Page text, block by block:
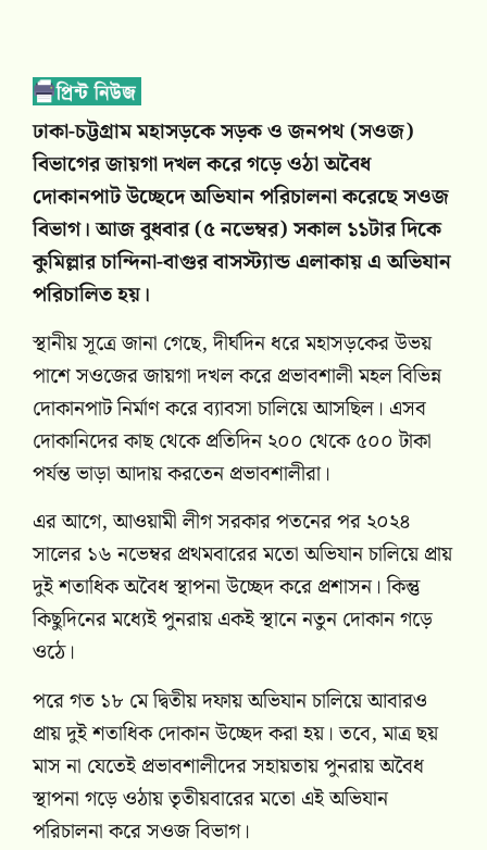
ঢাকা-চট্টগ্রাম মহাসড়কে সড়ক ও জনপথ (সওজ)
বিভাগের জায়গা দখল করে গড়ে ওঠা অবৈধ
দোকানপাট উচ্ছেদে অভিযান পরিচালনা করেছে সওজ
বিভাগ। আজ বুধবার (৫ নভেম্বর) সকাল ১১টার দিকে
কুমিল্লার চান্দিনা-বাগুর বাসস্ট্যান্ড এলাকায় এ অভিযান
পরিচালিত হয়।
স্থানীয় সূত্রে জানা গেছে, দীর্ঘদিন ধরে মহাসড়কের উভয়
পাশে সওজের জায়গা দখল করে প্রভাবশালী মহল বিভিন্ন
দোকানপাট নির্মাণ করে ব্যাবসা চালিয়ে আসছিল। এসব
দোকানিদের কাছ থেকে প্রতিদিন ২০০ থেকে ৫০০ টাকা
পর্যন্ত ভাড়া আদায় করতেন প্রভাবশালীরা।
এর আগে, আওয়ামী লীগ সরকার পতনের পর ২০২৪
সালের ১৬ নভেম্বর প্রথমবারের মতো অভিযান চালিয়ে প্রায়
দুই শতাধিক অবৈধ স্থাপনা উচ্ছেদ করে প্রশাসন। কিন্তু
কিছুদিনের মধ্যেই পুনরায় একই স্থানে নতুন দোকান গড়ে
ওঠে।
পরে গত ১৮ মে দ্বিতীয় দফায় অভিযান চালিয়ে আবারও
প্রায় দুই শতাধিক দোকান উচ্ছেদ করা হয়। তবে, মাত্র ছয়
মাস না যেতেই প্রভাবশালীদের সহায়তায় পুনরায় অবৈধ
স্থাপনা গড়ে ওঠায় তৃতীয়বারের মতো এই অভিযান
পরিচালনা করে সওজ বিভাগ।